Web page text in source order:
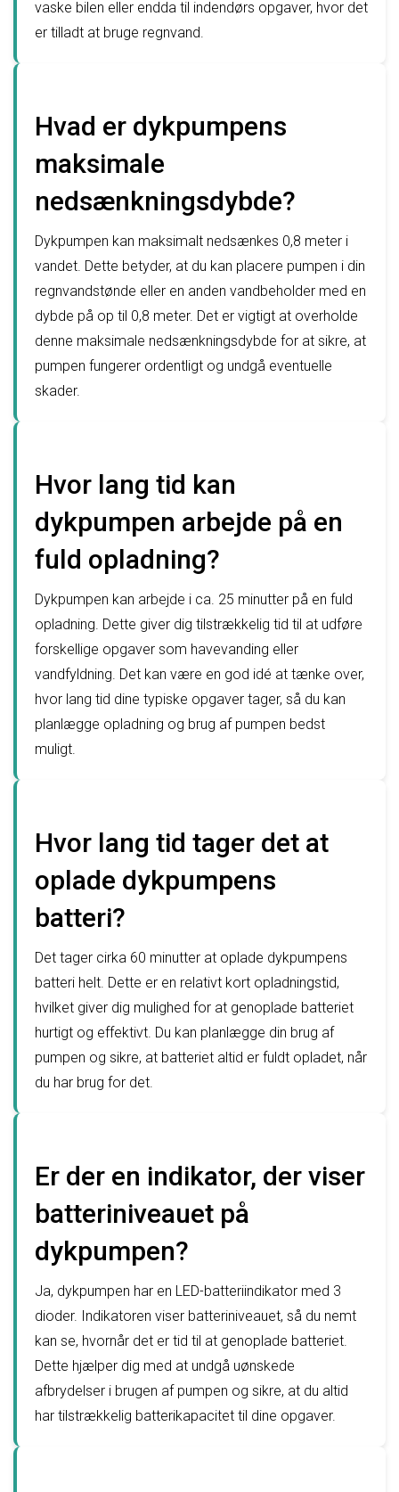
vaske bilen eller endda til indendørs opgaver, hvor det
er tilladt at bruge regnvand.
Hvad er dykpumpens
maksimale
nedsænkningsdybde?
Dykpumpen kan maksimalt nedsænkes 0,8 meter i
vandet. Dette betyder, at du kan placere pumpen i din
regnvandstønde eller en anden vandbeholder med en
dybde på op til 0,8 meter. Det er vigtigt at overholde
denne maksimale nedsænkningsdybde for at sikre, at
pumpen fungerer ordentligt og undgå eventuelle
skader.
Hvor lang tid kan
dykpumpen arbejde på en
fuld opladning?
Dykpumpen kan arbejde i ca. 25 minutter på en fuld
opladning. Dette giver dig tilstrækkelig tid til at udføre
forskellige opgaver som havevanding eller
vandfyldning. Det kan være en god idé at tænke over,
hvor lang tid dine typiske opgaver tager, så du kan
planlægge opladning og brug af pumpen bedst
muligt.
Hvor lang tid tager det at
oplade dykpumpens
batteri?
Det tager cirka 60 minutter at oplade dykpumpens
batteri helt. Dette er en relativt kort opladningstid,
hvilket giver dig mulighed for at genoplade batteriet
hurtigt og effektivt. Du kan planlægge din brug af
pumpen og sikre, at batteriet altid er fuldt opladet, når
du har brug for det.
Er der en indikator, der viser
batteriniveauet på
dykpumpen?
Ja, dykpumpen har en LED-batteriindikator med 3
dioder. Indikatoren viser batteriniveauet, så du nemt
kan se, hvornår det er tid til at genoplade batteriet.
Dette hjælper dig med at undgå uønskede
afbrydelser i brugen af pumpen og sikre, at du altid
har tilstrækkelig batterikapacitet til dine opgaver.